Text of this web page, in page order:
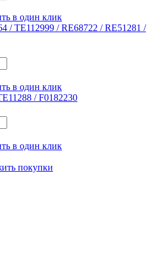
в один клик
/ TE112999 / RE68722 / RE51281 /
в один клик
/ F0182230
в один клик
покупки